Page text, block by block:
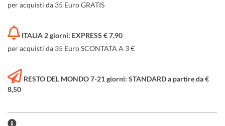
per acquisti da 35 Euro GRATIS
ITALIA 2 giorni: EXPRESS € 7,90
per acquisti da 35 Euro SCONTATA A 3 €
RESTO DEL MONDO 7-21 giorni: STANDARD a partire da €
8,50